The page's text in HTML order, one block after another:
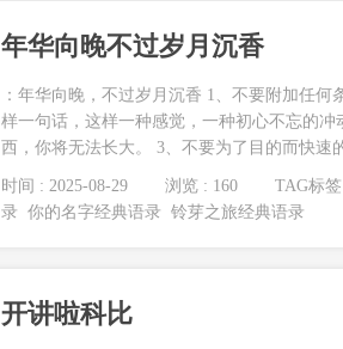
年华向晚不过岁月沉香
：年华向晚，不过岁月沉香 1、不要附加任
样一句话，这样一种感觉，一种初心不忘的
西，你将无法长大。 3、不要为了目的而快速
时间 : 2025-08-29 浏览 : 160 TAG标签
录 你的名字经典语录 铃芽之旅经典语录
开讲啦科比